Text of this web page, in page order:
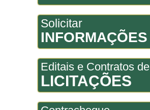
Solicitar
INFORMAÇÕES
Editais e Contratos de
LICITAÇÕES